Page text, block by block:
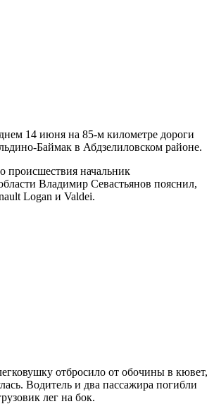
14 июня на 85-м километре дороги
Баймак в Абдзелиловском районе.
происшествия начальник
Владимир Севастьянов пояснил,
Logan и Valdei.
отбросило от обочины в кювет,
Водитель и два пассажира погибли
лег на бок.